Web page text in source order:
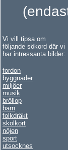
Vi vill tipsa om
följande sökord där vi
har intressanta bilder:
fordon
byggnader
miljöer
musik
bröllop
barn
folkdräkt
skolkort
nöjen
sport
utsocknes